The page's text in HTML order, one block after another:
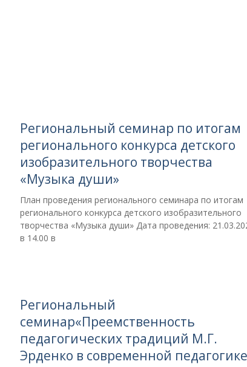
Региональный семинар по итогам
регионального конкурса детского
изобразительного творчества
«Музыка души»
План проведения регионального семинара по итогам
регионального конкурса детского изобразительного
творчества «Музыка души» Дата проведения:
в 14.00 в
Региональный
семинар«Преемственность
педагогических традиций М.Г.
Эрденко в современной